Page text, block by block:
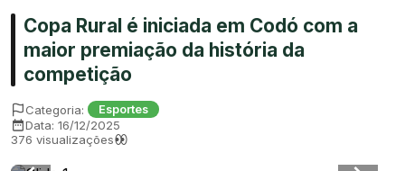
Copa Rural é iniciada em Codó com a
maior premiação da história da
competição
Categoria: Esportes
Data: 16/12/2025
376 visualizações